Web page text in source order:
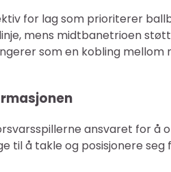
for lag som prioriterer
mens midtbanetrioen
som en kobling
ansvaret for å
til å takle og posisjonere